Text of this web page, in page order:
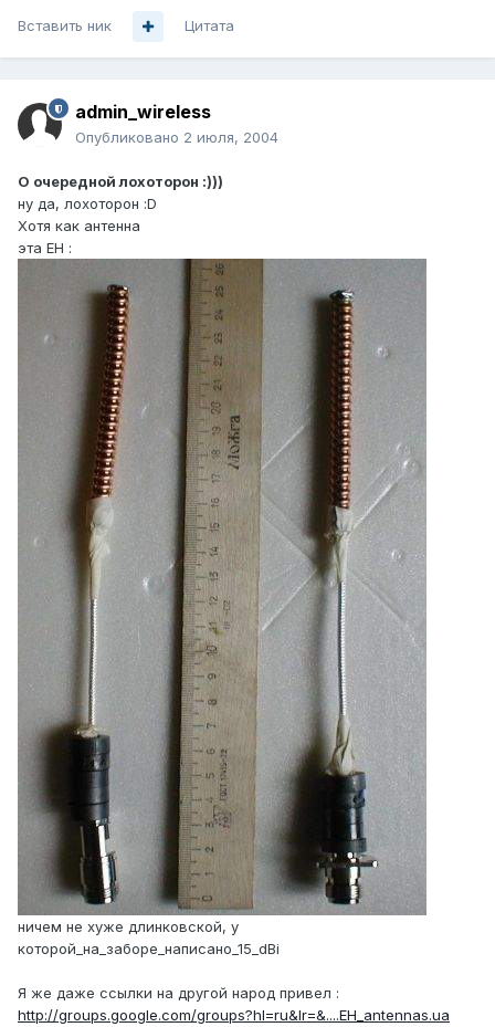
Вставить ник Цитата
admin_wireless
Опубликовано 2 июля, 2004
О очередной лохоторон :)))
ну да, лохоторон :D
Хотя как антенна
эта EH :
ничем не хуже длинковской, у
которой_на_заборе_написано_15_dBi
Я же даже ссылки на другой народ привел :
http://groups.google.com/groups?hl=ru&lr=&....EH_antennas.ua